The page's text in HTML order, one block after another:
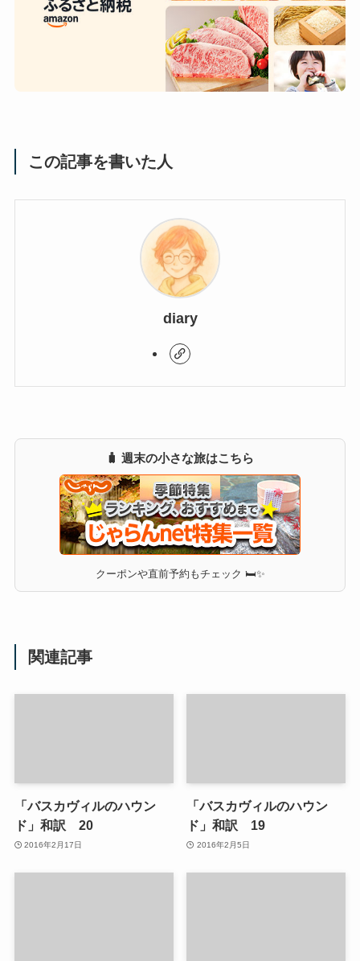
この記事を書いた人
diary
🧳 週末の小さな旅はこちら
クーポンや直前予約もチェック 🛏✨
関連記事
「バスカヴィルのハウン
ド」和訳 20
2016年2月17日
「バスカヴィルのハウン
ド」和訳 19
2016年2月5日